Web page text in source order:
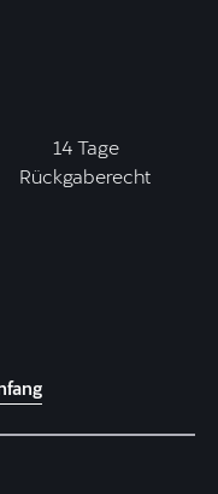
14 Tage
Rückgaberecht